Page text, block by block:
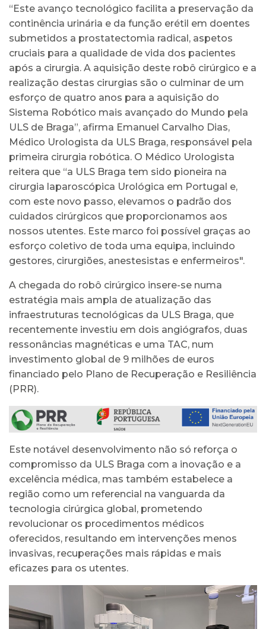
“Este avanço tecnológico facilita a preservação da
continência urinária e da função erétil em doentes
submetidos a prostatectomia radical, aspetos
cruciais para a qualidade de vida dos pacientes
após a cirurgia. A aquisição deste robô cirúrgico e a
realização destas cirurgias são o culminar de um
esforço de quatro anos para a aquisição do
Sistema Robótico mais avançado do Mundo pela
ULS de Braga”, afirma Emanuel Carvalho Dias,
Médico Urologista da ULS Braga, responsável pela
primeira cirurgia robótica. O Médico Urologista
reitera que “a ULS Braga tem sido pioneira na
cirurgia laparoscópica Urológica em Portugal e,
com este novo passo, elevamos o padrão dos
cuidados cirúrgicos que proporcionamos aos
nossos utentes. Este marco foi possível graças ao
esforço coletivo de toda uma equipa, incluindo
gestores, cirurgiões, anestesistas e enfermeiros".
A chegada do robô cirúrgico insere-se numa
estratégia mais ampla de atualização das
infraestruturas tecnológicas da ULS Braga, que
recentemente investiu em dois angiógrafos, duas
ressonâncias magnéticas e uma TAC, num
investimento global de 9 milhões de euros
financiado pelo Plano de Recuperação e Resiliência
(PRR).
Este notável desenvolvimento não só reforça o
compromisso da ULS Braga com a inovação e a
excelência médica, mas também estabelece a
região como um referencial na vanguarda da
tecnologia cirúrgica global, prometendo
revolucionar os procedimentos médicos
oferecidos, resultando em intervenções menos
invasivas, recuperações mais rápidas e mais
eficazes para os utentes.